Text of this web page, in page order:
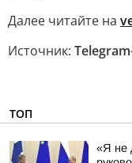
Далее читайте на
Источник:
ТОП
«Я не